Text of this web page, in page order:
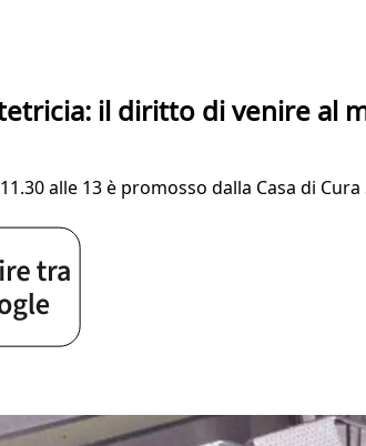
il diritto di venire al
alle 13 è promosso dalla Casa di